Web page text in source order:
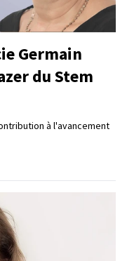
Germain
du Stem
à l'avancement